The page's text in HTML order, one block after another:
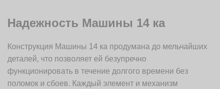
Надежность Машины 14 ка
Конструкция Машины 14 ка продумана до мельчайших
деталей, что позволяет ей безупречно
функционировать в течение долгого времени без
поломок и сбоев. Каждый элемент и механизм